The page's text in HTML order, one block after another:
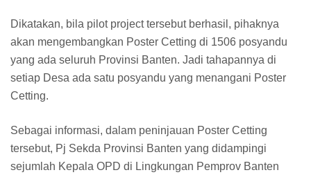
Dikatakan, bila pilot project tersebut berhasil, pihaknya
akan mengembangkan Poster Cetting di 1506 posyandu
yang ada seluruh Provinsi Banten. Jadi tahapannya di
setiap Desa ada satu posyandu yang menangani Poster
Cetting.
Sebagai informasi, dalam peninjauan Poster Cetting
tersebut, Pj Sekda Provinsi Banten yang didampingi
sejumlah Kepala OPD di Lingkungan Pemprov Banten